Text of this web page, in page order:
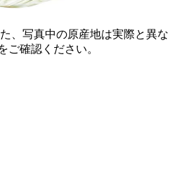
、写真中の原産地は実際と異な
ご確認ください。